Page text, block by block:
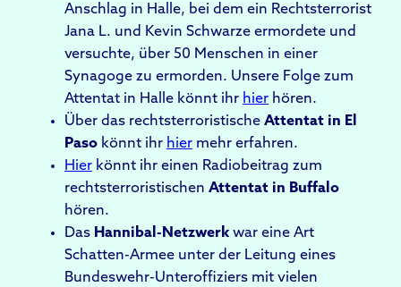
Anschlag in Halle, bei dem ein Rechtsterrorist
Jana L. und Kevin Schwarze ermordete und
versuchte, über 50 Menschen in einer
Synagoge zu ermorden. Unsere Folge zum
Attentat in Halle könnt ihr hier hören.
Über das rechtsterroristische Attentat in El
Paso könnt ihr hier mehr erfahren.
Hier könnt ihr einen Radiobeitrag zum
rechtsterroristischen Attentat in Buffalo
hören.
Das Hannibal-Netzwerk war eine Art
Schatten-Armee unter der Leitung eines
Bundeswehr-Unteroffiziers mit vielen